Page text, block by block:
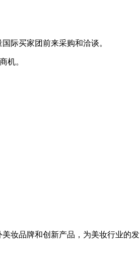
际买家团前来采购和洽谈。
机。
妆品牌和创新产品，为美妆行业的发